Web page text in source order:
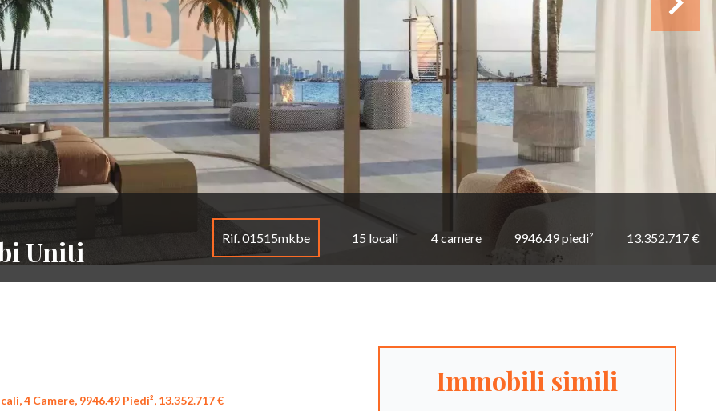
Uniti
Rif. 01515mkbe 15 locali 4 camere 9946.49 piedi² 13.352.717 €
4 Camere, 9946.49 Piedi², 13.352.717 €
Immobili simili